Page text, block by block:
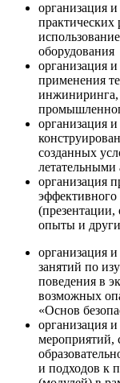
организация
оборудования
организация
применения
инжиниринга,
организация
созданных
летательными
организация
эффективного
опыты и
организация
занятий по
поведения в
возможных
«Основ
организация
мероприятий,
и подходов к